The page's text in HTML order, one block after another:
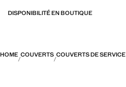
DISPONIBILITÉ EN BOUTIQUE
HOME COUVERTS COUVERTS DE SERVICE